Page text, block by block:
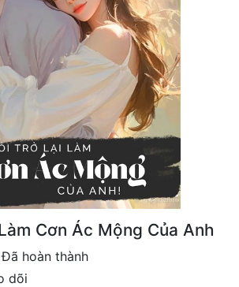
Cơn Ác Mộng Của Anh
Đã hoàn thành
dõi